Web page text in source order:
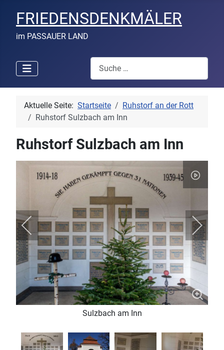
FRIEDENSDENKMÄLER
im PASSAUER LAND
Suchen
Aktuelle Seite: Startseite
Ruhstorf an der Rott
Ruhstorf Sulzbach am Inn
Ruhstorf Sulzbach am Inn
Sulzbach am Inn